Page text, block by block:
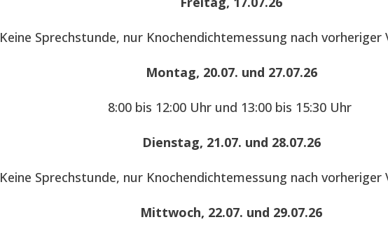
Keine Sprechstunde, nur Knochendichtemessung nach vorheriger
Montag, 20.07. und 27.07.26
8:00 bis 12:00 Uhr und 13:00 bis 15:30 Uhr
Dienstag, 21.07. und 28.07.26
Keine Sprechstunde, nur Knochendichtemessung nach vorheriger
Mittwoch, 22.07. und 29.07.26